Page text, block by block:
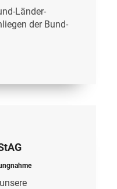
Länder-
der Bund-